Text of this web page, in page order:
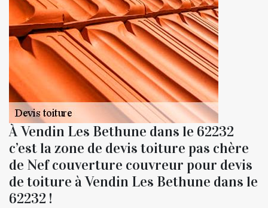
À Vendin Les Bethune dans le 62232
c’est la zone de devis toiture pas chère
de Nef couverture couvreur pour devis
de toiture à Vendin Les Bethune dans le
62232 !